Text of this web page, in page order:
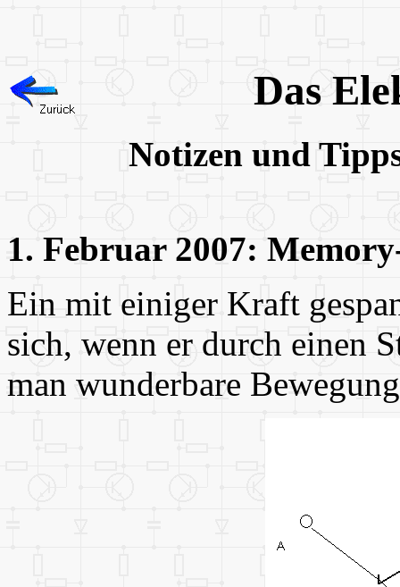
Das
Notizen und
1. Februar 2007:
Ein mit einiger Kraft
sich, wenn er durch einen
man wunderbare